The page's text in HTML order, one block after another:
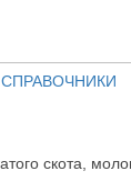
СПРАВОЧНИКИ
скота,